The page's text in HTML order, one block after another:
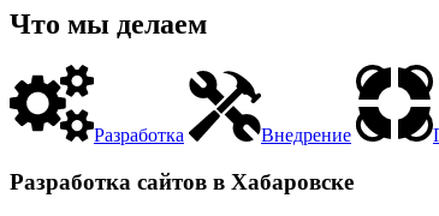
Что мы делаем
Разработка Внедрение
Разработка сайтов в Хабаровске